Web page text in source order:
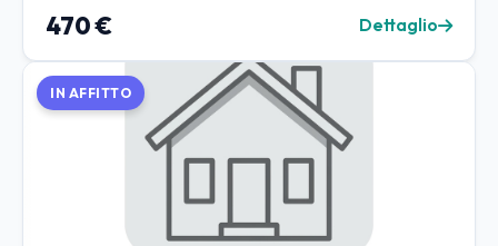
470 € Dettaglio
IN AFFITTO